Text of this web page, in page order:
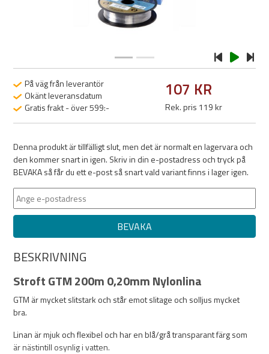
På väg från leverantör
Okänt leveransdatum
Gratis frakt - över 599:-
107 KR
Rek. pris 119 kr
Denna produkt är tillfälligt slut, men det är normalt en lagervara och
den kommer snart in igen. Skriv in din e-postadress och tryck på
BEVAKA så får du ett e-post så snart vald variant finns i lager igen.
BEVAKA
BESKRIVNING
Stroft GTM 200m 0,20mm Nylonlina
GTM är mycket slitstark och står emot slitage och solljus mycket
bra.
Linan är mjuk och flexibel och har en blå/grå transparant färg som
är nästintill osynlig i vatten.